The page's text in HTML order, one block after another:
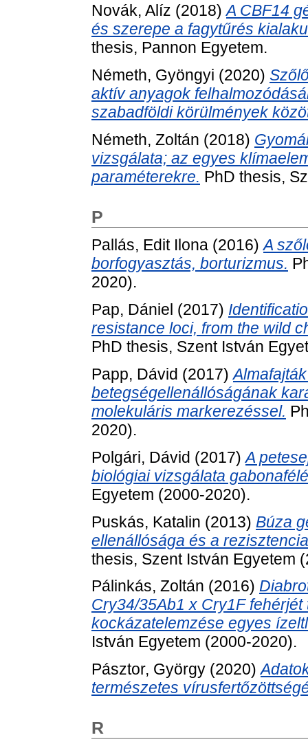
Novák, Alíz (2018)A CBF14
és szerepe a fagytűrés
thesis, Pannon Egyetem.
Németh, Gyöngyi (2020)
aktív anyagok
szabadföldi körülmények
Németh, Zoltán (2018)
vizsgálata; az egyes
paraméterekre. PhD thesis,
P
Pallás, Edit Ilona (2016)A
borfogyasztás, borturizmus.
2020).
Pap, Dániel (2017)
resistance loci, from the wild
PhD thesis, Szent István
Papp, Dávid (2017)
betegségellenállóságának
molekuláris markerezéssel.
2020).
Polgári, Dávid (2017)A
biológiai vizsgálata
Egyetem (2000-2020).
Puskás, Katalin (2013) Búza
ellenállósága és a
thesis, Szent István Egyetem
Pálinkás, Zoltán (2016)
Cry34/35Ab1 x Cry1F
kockázatelemzése egyes
István Egyetem (2000-2020).
Pásztor, György (2020)
természetes
R